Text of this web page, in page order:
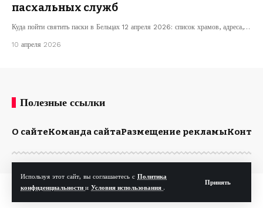
Используя этот сайт, вы соглашаетесь с Политика
конфиденциальности и Условия использования .
Принять
пасхальных служб
Куда пойти святить паски в Бельцах 12 апреля 2026: список храмов, адреса,…
10 апреля 2026
Полезные ссылки
О сайтеКоманда сайтаРазмещение рекламы
© Kp.md. Все права защищены.